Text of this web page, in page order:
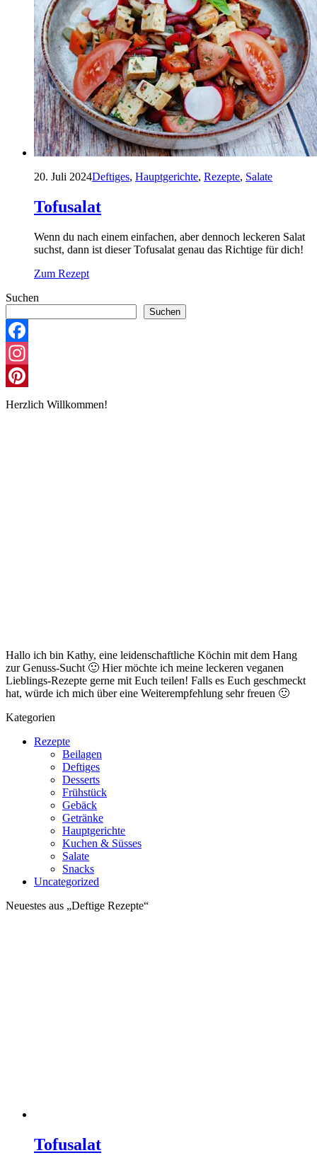
20. Juli 2024Deftiges, Hauptgerichte, Rezepte, Salate
Tofusalat
Wenn du nach einem einfachen, aber dennoch leckeren Salat
suchst, dann ist dieser Tofusalat genau das Richtige für dich!
Zum Rezept
Suchen
Suchen
Facebook
Instagram
Pinterest
Herzlich Willkommen!
Hallo ich bin Kathy, eine leidenschaftliche Köchin mit dem Hang
zur Genuss-Sucht 🙂 Hier möchte ich meine leckeren veganen
Lieblings-Rezepte gerne mit Euch teilen! Falls es Euch geschmeckt
hat, würde ich mich über eine Weiterempfehlung sehr freuen 🙂
Kategorien
Rezepte
Beilagen
Deftiges
Desserts
Frühstück
Gebäck
Getränke
Hauptgerichte
Kuchen & Süsses
Salate
Snacks
Uncategorized
Neuestes aus „Deftige Rezepte“
Tofusalat